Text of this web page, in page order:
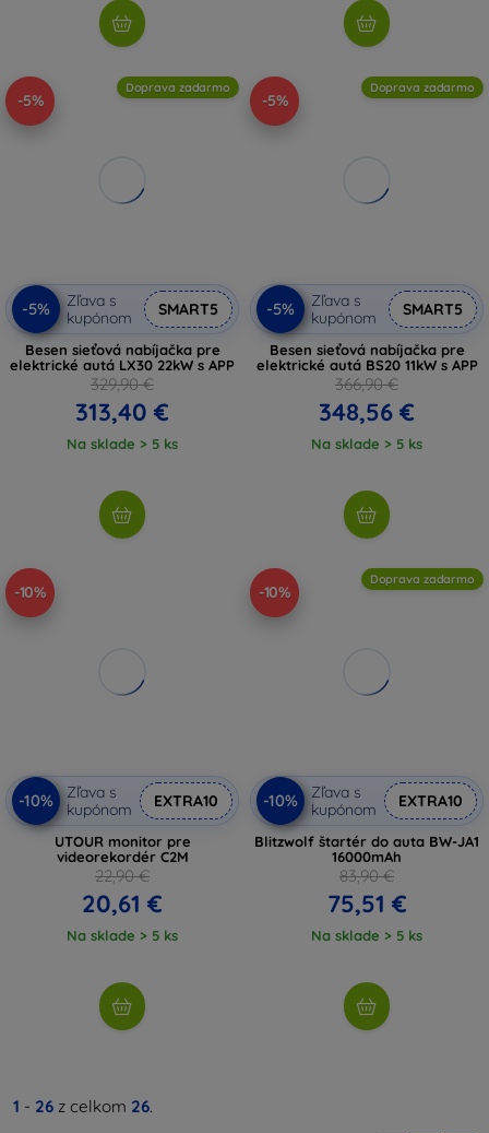
-5%
Doprava zadarmo
-5%
Zľava s
kupónom
SMART5
Besen sieťová nabíjačka pre
elektrické autá LX30 22kW s APP
329,90 €
313,40 €
Na sklade > 5 ks
-5%
Doprava zadarmo
-5%
Zľava s
kupónom
SMART5
Besen sieťová nabíjačka pre
elektrické autá BS20 11kW s APP
366,90 €
348,56 €
Na sklade > 5 ks
-10%
-10%
Zľava s
kupónom
EXTRA10
UTOUR monitor pre
videorekordér C2M
22,90 €
20,61 €
Na sklade > 5 ks
-10%
Doprava zadarmo
-10%
Zľava s
kupónom
EXTRA10
Blitzwolf štartér do auta BW-JA1
16000mAh
83,90 €
75,51 €
Na sklade > 5 ks
1 - 26 z celkom 26.